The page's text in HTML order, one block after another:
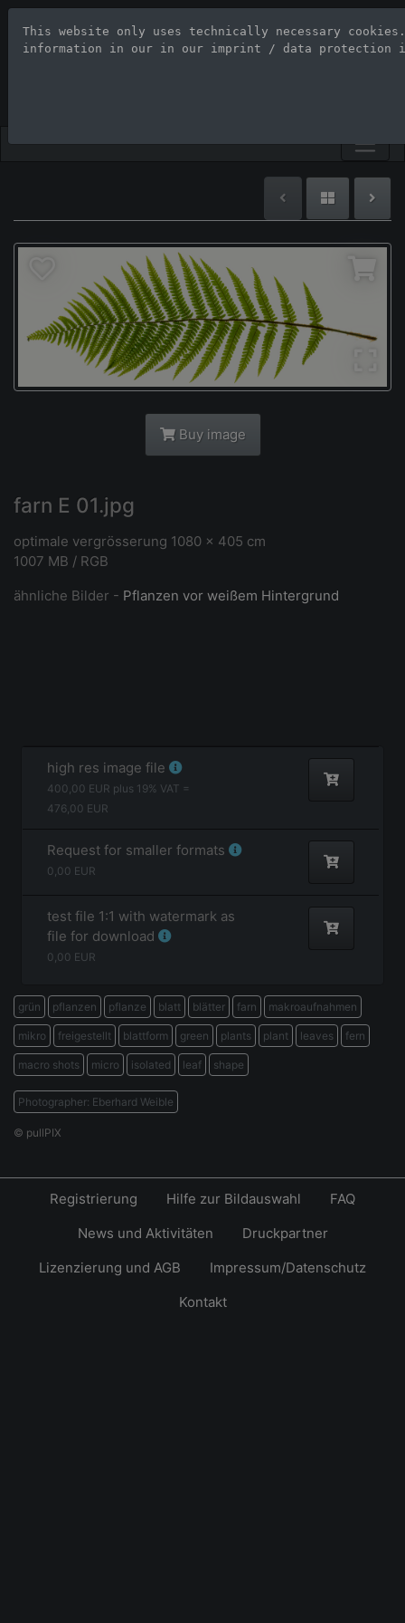
Stock Photo
Buy image
farn E 01.jpg
optimale vergrösserung 1080 x 405 cm
1007 MB / RGB
ähnliche Bilder - Pflanzen vor weißem Hintergrund
high res image file
400,00 EUR plus 19% VAT =
476,00 EUR
Request for smaller formats
0,00 EUR
test file 1:1 with watermark as
file for download
0,00 EUR
grün pflanzen pflanze blatt blätter farn makroaufnahmen
mikro freigestellt blattform green plants plant leaves fern
macro shots micro isolated leaf shape
Photographer: Eberhard Weible
© pullPIX
This website only uses technically necessary
information in our in our imprint / data protection
Registrierung Hilfe zur Bildauswahl
FAQ
News und Aktivitäten
Druckpartner
Lizenzierung und AGB
Impressum/Datenschutz
Kontakt